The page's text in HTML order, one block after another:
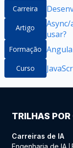
Carreira
Artigo
Async/
usar?
Formação
Curso
TRILHAS POR
Carreiras de IA
Engenharia de IA